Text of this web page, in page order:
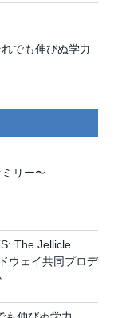
でも伸びぬ学力
リー〜
The Jellicle
ウェイ共同プロデ